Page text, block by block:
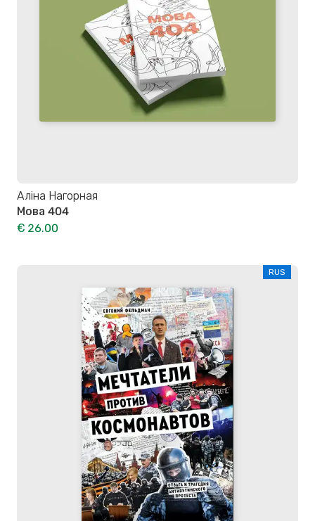
Аліна Нагорная
Мова 404
€ 26.00
RUS